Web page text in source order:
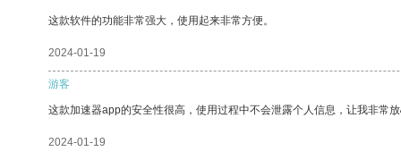
这款软件的功能非常强大，使用起来非常方便。
2024-01-19
游客
这款加速器app的安全性很高，使用过程中不会泄露个人信息，让我非常
2024-01-19